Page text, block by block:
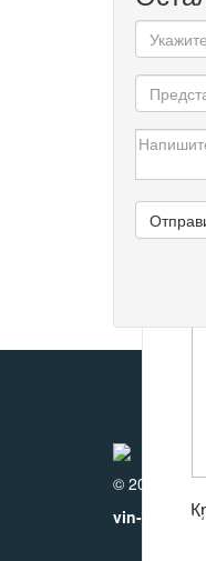
© 2010-2017
vin-